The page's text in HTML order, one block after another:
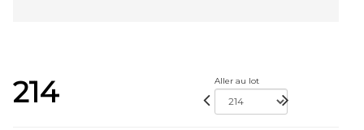
214 Aller au lot